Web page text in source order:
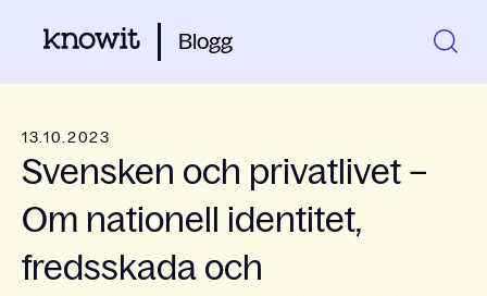
Blogg
13.10.2023
Svensken och privatlivet –
Om nationell identitet,
fredsskada och